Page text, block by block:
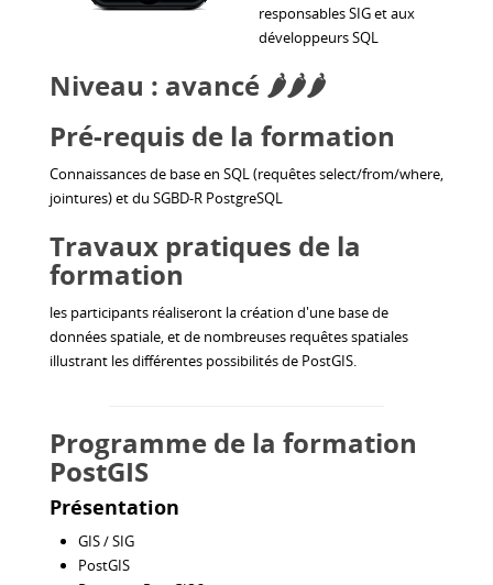
responsables SIG et aux
développeurs SQL
Niveau : avancé 🌶️🌶️🌶️
Pré-requis de la formation
Connaissances de base en SQL (requêtes select/from/where,
jointures) et du SGBD-R PostgreSQL
Travaux pratiques de la
formation
les participants réaliseront la création d'une base de
données spatiale, et de nombreuses requêtes spatiales
illustrant les différentes possibilités de PostGIS.
Programme de la formation
PostGIS
Présentation
GIS / SIG
PostGIS